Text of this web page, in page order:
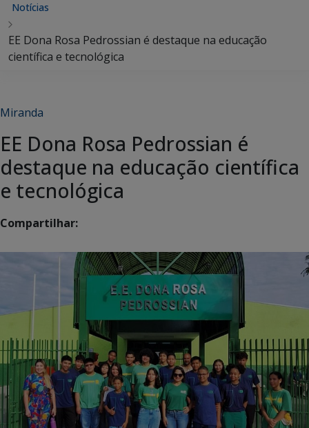
Notícias
EE Dona Rosa Pedrossian é destaque na educação
científica e tecnológica
Miranda
EE Dona Rosa Pedrossian é
destaque na educação científica
e tecnológica
Compartilhar: